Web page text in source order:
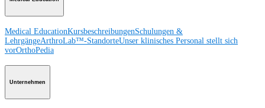
Medical EducationKursbeschreibungenSchulungen &
LehrgängeArthroLab™-StandorteUnser klinisches Personal stellt sich
vorOrthoPedia
Unternehmen